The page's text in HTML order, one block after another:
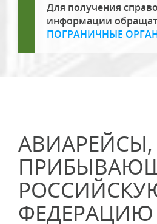
Для получения
информации
ПОГРАНИЧНЫЕ
АВИАРЕЙСЫ,
ФЕДЕРАЦИЮ